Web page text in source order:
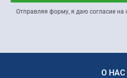
Отправляя форму, я даю согласие на
О НАС